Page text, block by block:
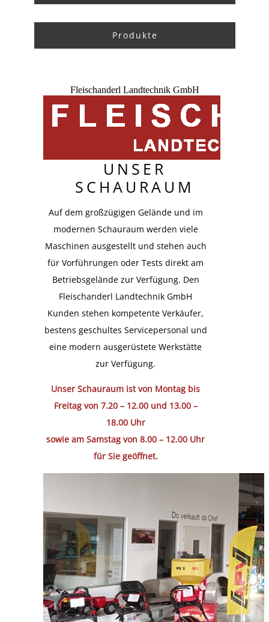
Produkte
Fleischanderl Landtechnik GmbH
UNSER
SCHAURAUM
Auf dem großzügigen Gelände und im
modernen Schauraum werden viele
Maschinen ausgestellt und stehen auch
für Vorführungen oder Tests direkt am
Betriebsgelände zur Verfügung. Den
Fleischanderl Landtechnik GmbH
Kunden stehen kompetente Verkäufer,
bestens geschultes Servicepersonal und
eine modern ausgerüstete Werkstätte
zur Verfügung.
Unser Schauraum ist von Montag bis
Freitag von 7.20 – 12.00 und 13.00 –
18.00 Uhr
sowie am Samstag von 8.00 – 12.00 Uhr
für Sie geöffnet.